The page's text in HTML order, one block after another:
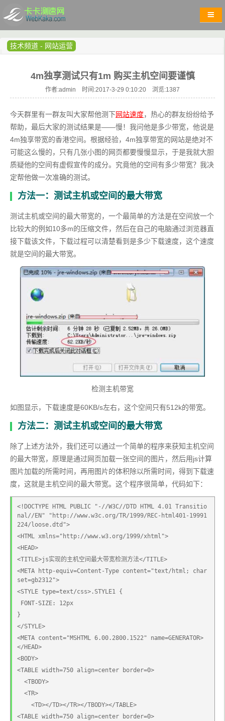
技术频道 - 网站运营
4m独享测试只有1m 购买主机空间要谨慎
作者:admin 时间:2017-3-29 0:10:20 浏览:1387
今天群里有一群友叫大家帮他测下网站速度，热心的群友纷纷给予
帮助，最后大家的测试结果是——慢！我问他是多少带宽，他说是
4m独享带宽的香港空间。根据经验，4m独享带宽的网站是绝对不
可能这么慢的，只有几张小图的网页都要慢慢显示，于是我就大胆
质疑他的空间有虚假宣传的成分。究竟他的空间有多少带宽？我决
定帮他做一次准确的测试。
方法一：测试主机或空间的最大带宽
测试主机或空间的最大带宽的，一个最简单的方法是在空间放一个
比较大的例如10多m的压缩文件，然后在自己的电脑通过浏览器直
接下载该文件，下载过程可以清楚看到是多少下载速度，这个速度
就是空间的最大带宽。
检测主机带宽
如图显示，下载速度是60KB/s左右，这个空间只有512k的带宽。
方法二：测试主机或空间的最大带宽
除了上述方法外，我们还可以通过一个简单的程序来获知主机空间
的最大带宽，原理是通过网页加载一张空间的图片，然后用js计算
图片加载的所需时间，再用图片的体积除以所需时间，得到下载速
度，这就是主机空间的最大带宽。这个程序很简单，代码如下：
<!DOCTYPE HTML PUBLIC "-//W3C//DTD HTML 4.01 Transitio
nal//EN" "http://www.w3c.org/TR/1999/REC-html401-19991
224/loose.dtd">
<HTML xmlns="http://www.w3.org/1999/xhtml">
<HEAD>
<TITLE>js实现的主机空间最大带宽检测方法</TITLE>
<META http-equiv=Content-Type content="text/html; char
set=gb2312">
<STYLE type=text/css>.STYLE1 {
FONT-SIZE: 12px
}
</STYLE>
<META content="MSHTML 6.00.2800.1522" name=GENERATOR>
</HEAD>
<BODY>
<TABLE width=750 align=center border=0>
<TBODY>
<TR>
<TD></TD></TR></TBODY></TABLE>
<TABLE width=750 align=center border=0>